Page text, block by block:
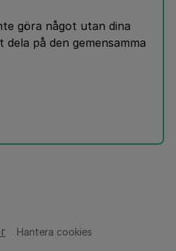
göra något utan dina
på den gemensamma
Hantera cookies